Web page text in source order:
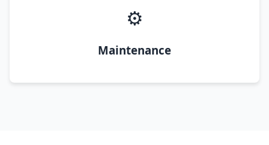
⚙️
Maintenance